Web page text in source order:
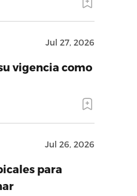
Jul 27, 2026
vigencia como
Jul 26, 2026
para